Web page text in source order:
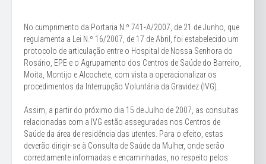
No cumprimento da Portaria N.º 741-A/2007, de 21 de Junho, que
regulamenta a Lei N.º 16/2007, de 17 de Abril, foi estabelecido um
protocolo de articulação entre o Hospital de Nossa Senhora do
Rosário, EPE e o Agrupamento dos Centros de Saúde do Barreiro,
Moita, Montijo e Alcochete, com vista a operacionalizar os
procedimentos da Interrupção Voluntária da Gravidez (IVG).
Assim, a partir do próximo dia 15 de Julho de 2007, as consultas
relacionadas com a IVG estão asseguradas nos Centros de
Saúde da área de residência das utentes. Para o efeito, estas
deverão dirigir-se à Consulta de Saúde da Mulher, onde serão
correctamente informadas e encaminhadas, no respeito pelos